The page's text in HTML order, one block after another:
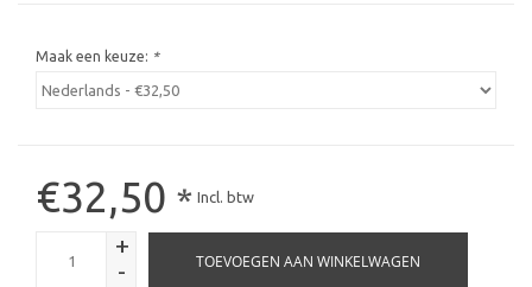
Maak een keuze: *
€32,50 * Incl. btw
+
-
TOEVOEGEN AAN WINKELWAGEN